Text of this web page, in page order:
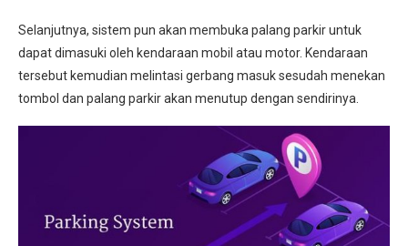
Selanjutnya, sistem pun akan membuka palang parkir untuk
dapat dimasuki oleh kendaraan mobil atau motor. Kendaraan
tersebut kemudian melintasi gerbang masuk sesudah menekan
tombol dan palang parkir akan menutup dengan sendirinya.